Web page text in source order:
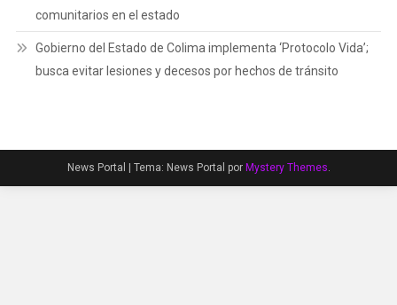
comunitarios en el estado
Gobierno del Estado de Colima implementa ‘Protocolo Vida’;
busca evitar lesiones y decesos por hechos de tránsito
News Portal | Tema: News Portal por Mystery Themes